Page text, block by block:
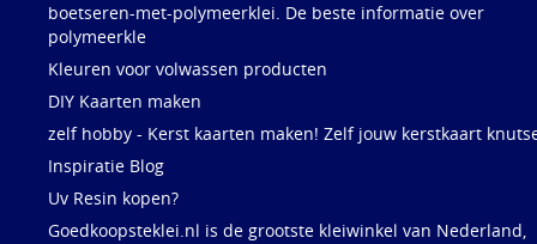
boetseren-met-polymeerklei. De beste informatie over
polymeerkle
Kleuren voor volwassen producten
DIY Kaarten maken
zelf hobby - Kerst kaarten maken! Zelf jouw kerstkaart
Inspiratie Blog
Uv Resin kopen?
Goedkoopsteklei.nl is de grootste kleiwinkel van Nederland,